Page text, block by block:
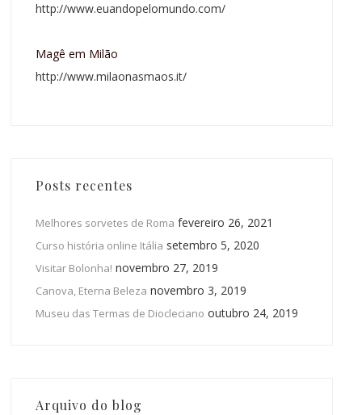
http://www.euandopelomundo.com/
Magê em Milão
http://www.milaonasmaos.it/
Posts recentes
Melhores sorvetes de Roma fevereiro 26, 2021
Curso história online Itália setembro 5, 2020
Visitar Bolonha! novembro 27, 2019
Canova, Eterna Beleza novembro 3, 2019
Museu das Termas de Diocleciano outubro 24, 2019
Arquivo do blog